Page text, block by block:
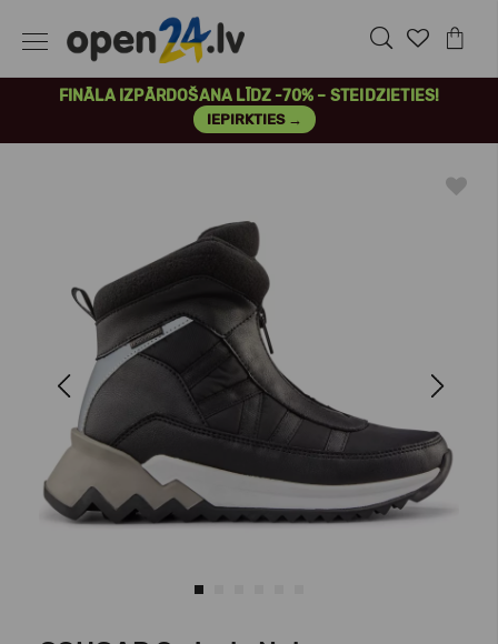
FINĀLA IZPĀRDOŠANA LĪDZ -70% – STEIDZIETIES!
IEPIRKTIES →
Previous Next